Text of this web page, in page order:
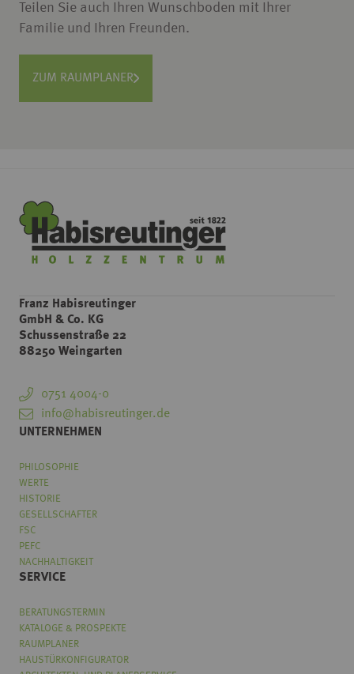
Teilen Sie auch Ihren Wunschboden mit Ihrer
Familie und Ihren Freunden.
ZUM RAUMPLANER
Franz Habisreutinger
GmbH & Co. KG
Schussenstraße 22
88250 Weingarten
0751 4004-0
info@habisreutinger.de
UNTERNEHMEN
PHILOSOPHIE
WERTE
HISTORIE
GESELLSCHAFTER
FSC
PEFC
NACHHALTIGKEIT
SERVICE
BERATUNGSTERMIN
KATALOGE & PROSPEKTE
RAUMPLANER
HAUSTÜRKONFIGURATOR